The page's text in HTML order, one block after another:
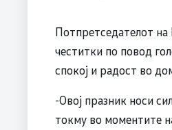
Потпретседателот
честитки по повод
спокој и радост во
-Овој празник носи
токму во моментите